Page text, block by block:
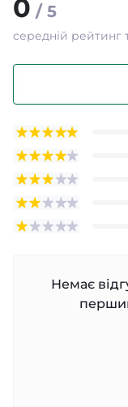
0 / 5
середній рейтинг
Немає